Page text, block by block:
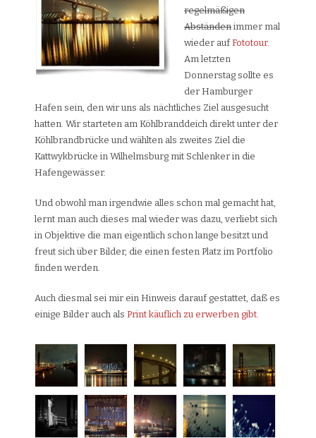
regelmäßigen
Abständen immer mal
wieder aufFototour.
Am letzten
Donnerstag sollte es
der Hamburger
Hafen sein, den wir uns als nächtliches Ziel ausgesucht
hatten. Wir starteten am Köhlbranddeich direkt unter der
Köhlbrandbrücke und wählten als zweites Ziel die
Kattwykbrücke in Wilhelmsburg mit Schlenker in die
Hafengewässer.
Und obwohl man irgendwie alles schon mal gemacht hat,
lernt man auch dieses mal wieder was dazu, verliebt sich
in Objektive die man eigentlich schon lange besitzt und
freut sich über Bilder, die einen festen Platz im Portfolio
finden werden.
Auch diesmal sei mir ein Hinweis darauf gestattet, daß es
einige Bilder auch als Print käuflich zu erwerben gibt.